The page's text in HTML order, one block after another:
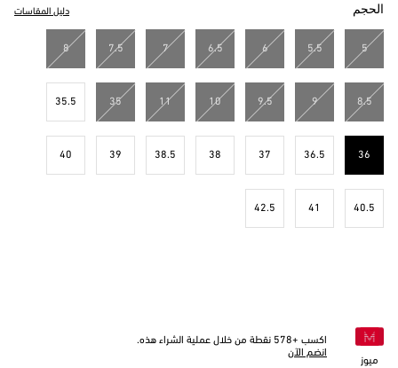
الحجم دليل المقاسات
5
5.5
6
6.5
7
7.5
8
8.5
9
9.5
10
11
35
35.5
36
36.5
37
38
38.5
39
40
40.5
41
42.5
ميوز
اكسب +578 نقطة من خلال عملية الشراء هذه.
انضم الآن